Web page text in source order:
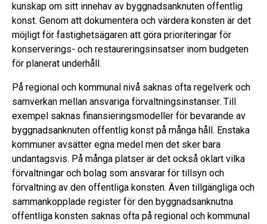
kunskap om sitt innehav av byggnadsanknuten offentlig
konst. Genom att dokumentera och värdera konsten är det
möjligt för fastighetsägaren att göra prioriteringar för
konserverings- och restaureringsinsatser inom budgeten
för planerat underhåll.
På regional och kommunal nivå saknas ofta regelverk och
samverkan mellan ansvariga förvaltningsinstanser. Till
exempel saknas finansieringsmodeller för bevarande av
byggnadsanknuten offentlig konst på många håll. Enstaka
kommuner avsätter egna medel men det sker bara
undantagsvis. På många platser är det också oklart vilka
förvaltningar och bolag som ansvarar för tillsyn och
förvaltning av den offentliga konsten. Även tillgängliga och
sammankopplade register för den byggnadsanknutna
offentliga konsten saknas ofta på regional och kommunal